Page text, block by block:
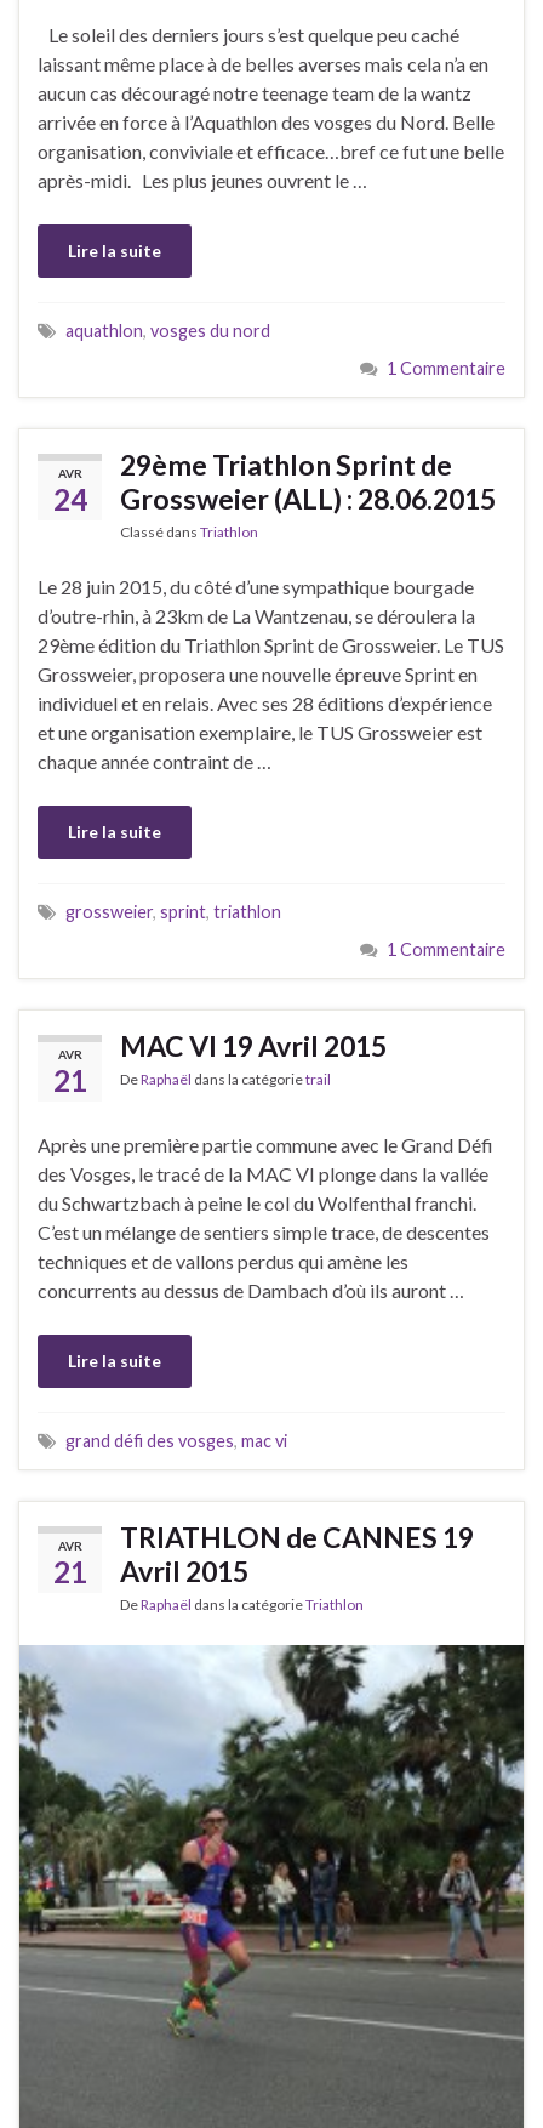
Le soleil des derniers jours s’est quelque peu caché
laissant même place à de belles averses mais cela n’a en
aucun cas découragé notre teenage team de la wantz
arrivée en force à l’Aquathlon des vosges du Nord. Belle
organisation, conviviale et efficace…bref ce fut une belle
après-midi. Les plus jeunes ouvrent le …
Lire la suite
aquathlon, vosges du nord
1 Commentaire
AVR
24
29ème Triathlon Sprint de
Grossweier (ALL) : 28.06.2015
Classé dans Triathlon
Le 28 juin 2015, du côté d’une sympathique bourgade
d’outre-rhin, à 23km de La Wantzenau, se déroulera la
29ème édition du Triathlon Sprint de Grossweier. Le TUS
Grossweier, proposera une nouvelle épreuve Sprint en
individuel et en relais. Avec ses 28 éditions d’expérience
et une organisation exemplaire, le TUS Grossweier est
chaque année contraint de …
Lire la suite
grossweier, sprint, triathlon
1 Commentaire
AVR
21
MAC VI 19 Avril 2015
DeRaphaël dans la catégorietrail
Après une première partie commune avec le Grand Défi
des Vosges, le tracé de la MAC VI plonge dans la vallée
du Schwartzbach à peine le col du Wolfenthal franchi.
C’est un mélange de sentiers simple trace, de descentes
techniques et de vallons perdus qui amène les
concurrents au dessus de Dambach d’où ils auront …
Lire la suite
grand défi des vosges, mac vi
AVR
21
TRIATHLON de CANNES 19
Avril 2015
DeRaphaël dans la catégorieTriathlon